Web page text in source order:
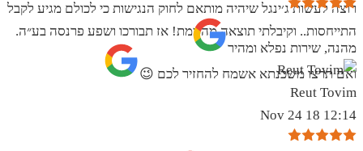
רוצה לעשות ג׳ינגל שיהיה מותאם לחוק הנגישות כי לכולם מגיע לקבל
התייחסות.. וקיבלתי תוצאה מהממת! אז תבורכו ושפע פרנסה בע״ה.
ואם תרצו משכנתא אשמח להחזיר לכם 😉
מהנה, שירות נפלא ומהיר
Reut Tovim
12:14 18 Nov 24